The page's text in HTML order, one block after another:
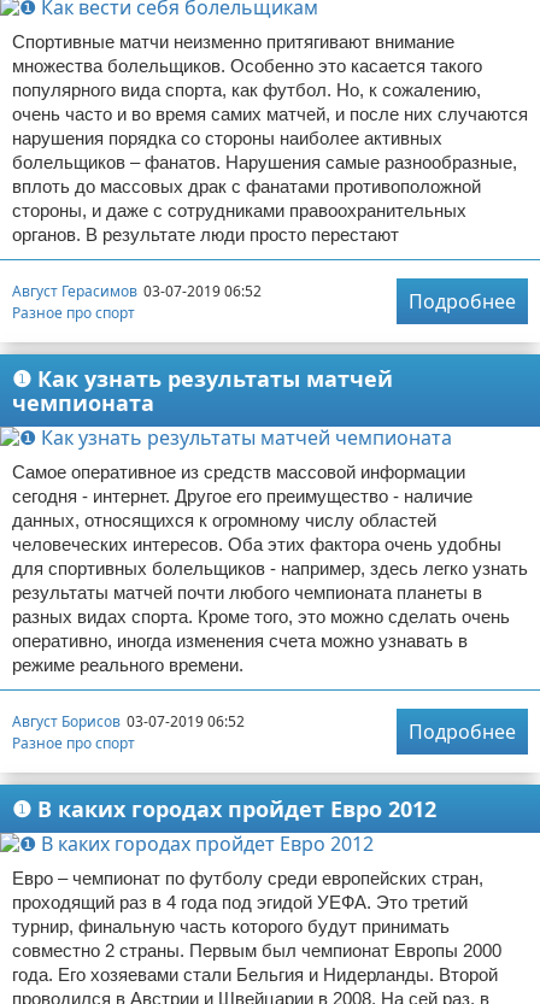
Спортивные матчи неизменно притягивают внимание
множества болельщиков. Особенно это касается такого
популярного вида спорта, как футбол. Но, к сожалению,
очень часто и во время самих матчей, и после них случаются
нарушения порядка со стороны наиболее активных
болельщиков – фанатов. Нарушения самые разнообразные,
вплоть до массовых драк с фанатами противоположной
стороны, и даже с сотрудниками правоохранительных
органов. В результате люди просто перестают
Август Герасимов 03-07-2019 06:52
Разное про спорт
Подробнее
❶ Как узнать результаты матчей
чемпионата
Самое оперативное из средств массовой информации
сегодня - интернет. Другое его преимущество - наличие
данных, относящихся к огромному числу областей
человеческих интересов. Оба этих фактора очень удобны
для спортивных болельщиков - например, здесь легко узнать
результаты матчей почти любого чемпионата планеты в
разных видах спорта. Кроме того, это можно сделать очень
оперативно, иногда изменения счета можно узнавать в
режиме реального времени.
Август Борисов 03-07-2019 06:52
Разное про спорт
Подробнее
❶ В каких городах пройдет Евро 2012
Евро – чемпионат по футболу среди европейских стран,
проходящий раз в 4 года под эгидой УЕФА. Это третий
турнир, финальную часть которого будут принимать
совместно 2 страны. Первым был чемпионат Европы 2000
года. Его хозяевами стали Бельгия и Нидерланды. Второй
проводился в Австрии и Швейцарии в 2008. На сей раз, в